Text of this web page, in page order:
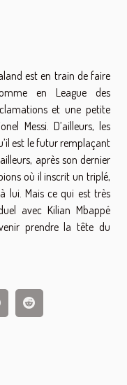
est en train de faire
en League des
et une petite
Messi. D’ailleurs, les
est le futur remplaçant
après son dernier
où il inscrit un triplé,
lui. Mais ce qui est très
avec Kilian Mbappé
prendre la tête du